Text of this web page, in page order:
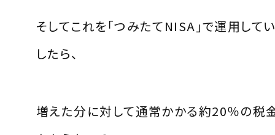
そしてこれを「つみたてNISA」で運用して
したら、
増えた分に対して通常かかる約20％の税